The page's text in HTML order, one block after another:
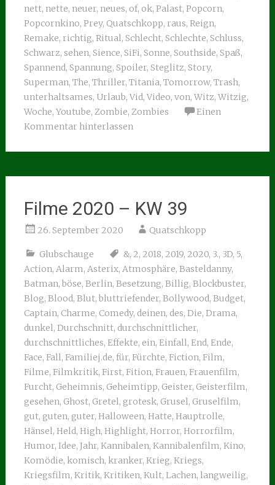
nett, nette, neuer, neues, of, ok, Palast, Popcorn,
Popcornkino, Prey, Quatschkopp, raus, Reign,
Remake, richtig, Ritual, Schlecht, Schlechte, Schluss,
Schwarz, sehen, Sience, SiFi, Sonne, Southside, Spaß,
Spannend, Spannung, Spoiler, Steglitz, Story,
Superman, The, Thriller, Titania, Tomorrow, Trash,
unterhaltsames, Urlaub, Vid, Video, von, Witz, Witzig,
Woche, Youtube, Zombie, Zombies
Einen
Kommentar hinterlassen
Filme 2020 – KW 39
26. September 2020 Quatschkopp
Glubschauge &, 2, 2018, 2019, 2020, 3., 3D, 5,
Action, Alarm, Asterix, Atmosphäre, Basteldanny,
Batman, böse, Berlin, Besetzung, Billig, Blockbuster,
Blog, Blood, Blut, bluttriefender, Bollywood, Budget,
Captain, Charme, Comedy, deinen, des, Die, Drama,
dunkel, Durchschnitt, durchschnittlicher,
durchschnittliches, Effekte, ein, Einfall, End, Ende,
Face, Fall, Familiej.de, für, Fürchte, Fiction, Film,
Filme, Filmkritik, First, Fition, Frauen, Frauenfilm,
Furcht, Geheimnis, Geheimtipp, Geister, Geisterfilm,
gesehen, Ghost, Gretel, grotesk, Grusel, Gruselfilm,
gut, guten, guter, Halloween, Hatte, Hauptrolle,
Hänsel, Held, High, Highlight, Horror, Horrorfilm,
Humor, Idee, Jahr, Kannibalen, Kannibalenfilm, Kino,
Komödie, komisch, kranker, Krieg, Kriegs,
Kriegsfilm, Kritik, Kritiken, Kult, Lachen, langweilig,